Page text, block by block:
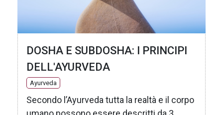
DOSHA E SUBDOSHA: I PRINCIPI
DELL'AYURVEDA
Ayurveda
Secondo l’Ayurveda tutta la realtà e il corpo